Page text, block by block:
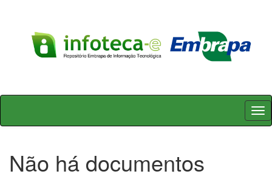
Skip
Não há documentos